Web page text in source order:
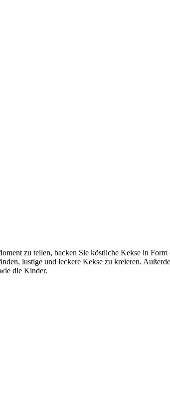
zu teilen, backen Sie köstliche Kekse in Form
lustige und leckere Kekse zu kreieren.
die Kinder.